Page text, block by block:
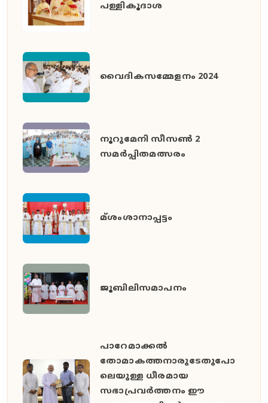
പള്ളികൂദാശ
വൈദികസമ്മേളനം 2024
നൂറുമേനി സീസൺ 2
സമർപ്പിതമത്സരം
മ്ശംശാനാപ്പട്ടം
ജൂബിലിസമാപനം
പാറേമാക്കൽ
തോമാകത്തനാരുടേതുപോ
ലെയുള്ള ധീരമായ
സഭാപ്രവർത്തനം ഈ